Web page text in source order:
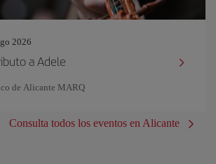
2026
a Adele
de Alicante MARQ
Consulta todos los eventos en Alicante